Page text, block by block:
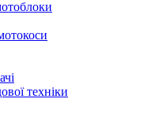
техніки